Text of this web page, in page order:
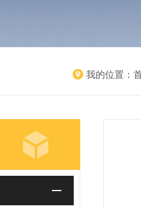
我的位置：